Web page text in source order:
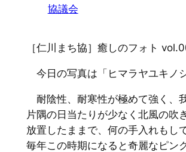
協議会
［仁川まち協］癒しのフォト
今日の写真は「ヒマラヤユキノ
耐陰性、耐寒性が極めて強く、
片隅の日当たりが少なく北風の吹
放置したままで、何の手入れもし
毎年この時期になると奇麗なピン